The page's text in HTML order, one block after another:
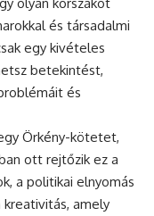
és társadalmi
egy kivételes
betekintést,
és
Örkény-kötetet,
ott rejtőzik ez a
a politikai elnyomás
amely